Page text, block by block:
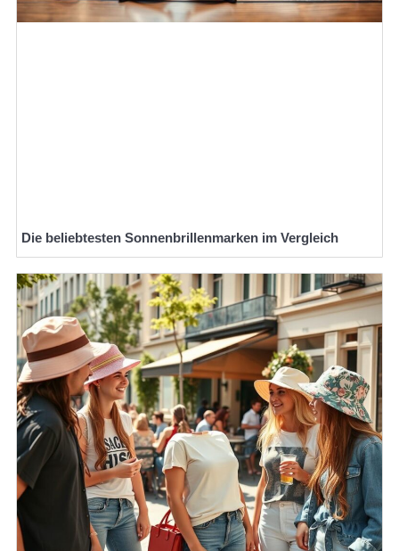
Die beliebtesten Sonnenbrillenmarken im Vergleich